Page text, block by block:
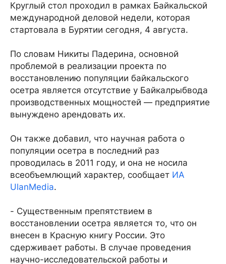
Круглый стол проходил в рамках Байкальской
международной деловой недели, которая
стартовала в Бурятии сегодня, 4 августа.
По словам Никиты Падерина, основной
проблемой в реализации проекта по
восстановлению популяции байкальского
осетра является отсутствие у Байкалрыбвода
производственных мощностей — предприятие
вынуждено арендовать их.
Он также добавил, что научная работа о
популяции осетра в последний раз
проводилась в 2011 году, и она не носила
всеобъемлющий характер, сообщает ИА
UlanMedia.
- Существенным препятствием в
восстановлении осетра является то, что он
внесен в Красную книгу России. Это
сдерживает работы. В случае проведения
научно-исследовательской работы и